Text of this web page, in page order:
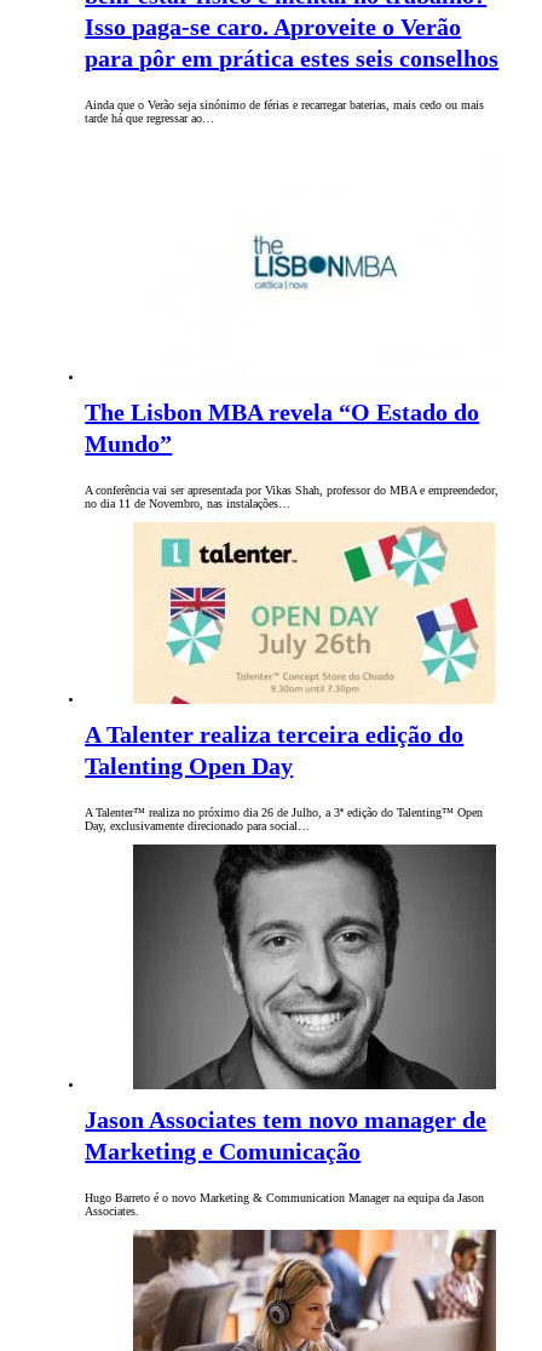
Isso paga-se caro. Aproveite o Verão
para pôr em prática estes seis conselhos
Ainda que o Verão seja sinónimo de férias e recarregar baterias, mais cedo ou mais
tarde há que regressar ao…
The Lisbon MBA revela “O Estado do
Mundo”
A conferência vai ser apresentada por Vikas Shah, professor do MBA e empreendedor,
no dia 11 de Novembro, nas instalações…
A Talenter realiza terceira edição do
Talenting Open Day
A Talenter™ realiza no próximo dia 26 de Julho, a 3ª edição do Talenting™ Open
Day, exclusivamente direcionado para social…
Jason Associates tem novo manager de
Marketing e Comunicação
Hugo Barreto é o novo Marketing & Communication Manager na equipa da Jason
Associates.